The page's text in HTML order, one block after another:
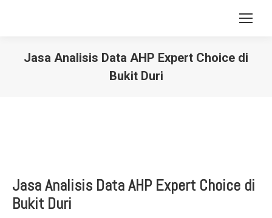
Jasa Analisis Data AHP Expert Choice di
Bukit Duri
Jasa Analisis Data AHP Expert Choice di
Bukit Duri